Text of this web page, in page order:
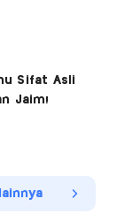
Sifat Asli
Jaim!